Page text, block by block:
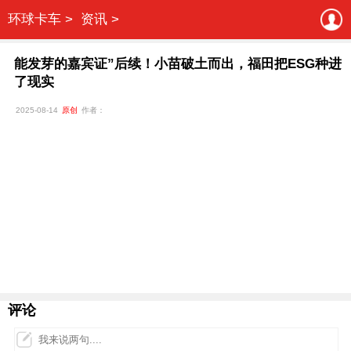
环球卡车 > 资讯 >
能发芽的嘉宾证”后续！小苗破土而出，福田把ESG种进
了现实
2025-08-14 原创 作者：
评论